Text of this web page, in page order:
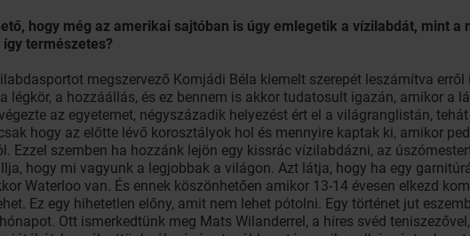
hogy még az amerikai sajtóban is úgy emlegetik a vízilabdát, mint
természetes?
megszervező Komjádi Béla kiemelt szerepét leszámítva
légkör, a hozzáállás, és ez bennem is akkor tudatosult igazán, amikor a
az egyetemet, négyszázadik helyezést ért el a világranglistán,
hogy az előtte lévő korosztályok hol és mennyire kaptak ki, amikor
Ezzel szemben ha hozzánk lejön egy kissrác vízilabdázni, az
hogy mi vagyunk a legjobbak a világon. Azt látja, hogy ha egy
Waterloo van. És ennek köszönhetően amikor 13-14 évesen elkezd
Ez egy hihetetlen előny, amit nem lehet pótolni. Egy történet jut
Ott ismerkedtünk meg Mats Wilanderrel, a híres svéd